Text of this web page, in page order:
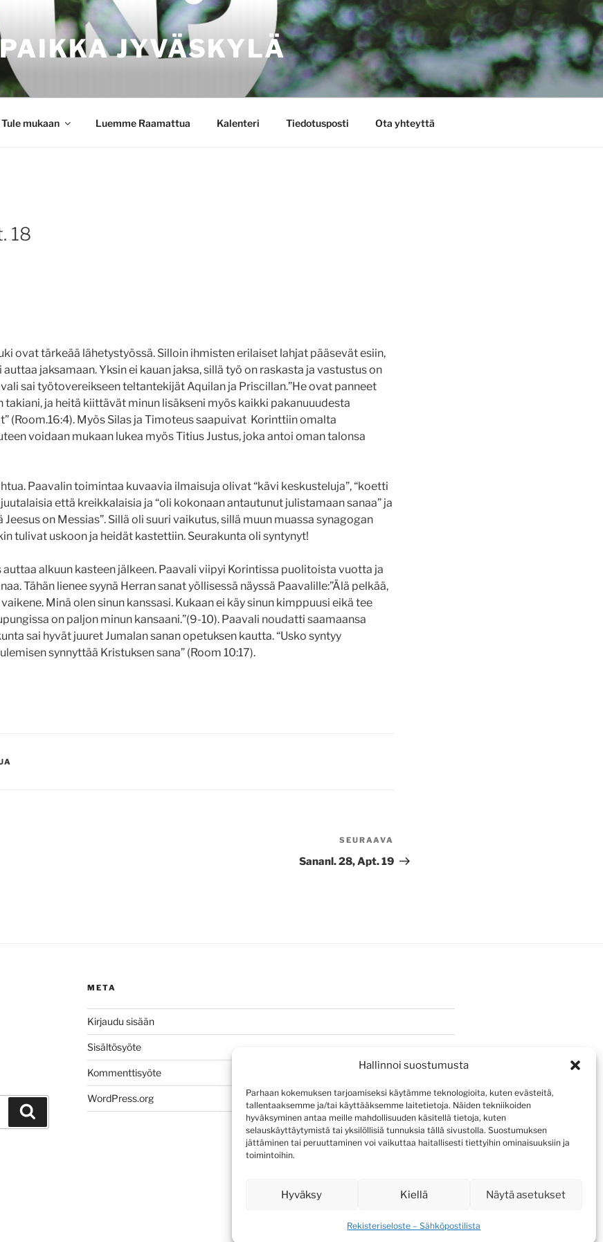
Hallinnoi suostumusta
Parhaan kokemuksen tarjoamiseksi käytämme teknologioita, kuten evästeitä,
tallentaaksemme ja/tai käyttääksemme laitetietoja. Näiden tekniikoiden
hyväksyminen antaa meille mahdollisuuden käsitellä tietoja, kuten
selauskäyttäytymistä tai yksilöllisiä tunnuksia tällä sivustolla. Suostumuksen
jättäminen tai peruuttaminen voi vaikuttaa haitallisesti tiettyihin ominaisuuksiin ja
toimintoihin.
Hyväksy Kiellä Näytä asetukset
Rekisteriseloste – Sähköpostilista
JYVÄSKYLÄ
Tule mukaan Luemme Raamattua Kalenteri Tiedotusposti Ota yhteyttä
18
ovat tärkeää lähetystyössä. Silloin ihmisten erilaiset lahjat pääsevät esiin,
jaksamaan. Yksin ei kauan jaksa, sillä työ on raskasta ja vastustus on
sai työtovereikseen teltantekijät Aquilan ja Priscillan.”He ovat panneet
takiani, ja heitä kiittävät minun lisäkseni myös kaikki pakanuuudesta
(Room.16:4). Myös Silas ja Timoteus saapuivat Korinttiin omalta
voidaan mukaan lukea myös Titius Justus, joka antoi oman talonsa
Paavalin toimintaa kuvaavia ilmaisuja olivat “kävi keskusteluja”, “koetti
että kreikkalaisia ja “oli kokonaan antautunut julistamaan sanaa” ja
on Messias”. Sillä oli suuri vaikutus, sillä muun muassa synagogan
tulivat uskoon ja heidät kastettiin. Seurakunta oli syntynyt!
alkuun kasteen jälkeen. Paavali viipyi Korintissa puolitoista vuotta ja
Tähän lienee syynä Herran sanat yöllisessä näyssä Paavalille:”Älä pelkää,
Minä olen sinun kanssasi. Kukaan ei käy sinun kimppuusi eikä tee
on paljon minun kansaani.”(9-10). Paavali noudatti saamaansa
sai hyvät juuret Jumalan sanan opetuksen kautta. “Usko syntyy
synnyttää Kristuksen sana” (Room 10:17).
artikkeli
SEURAAVA
Sananl. 28, Apt. 19
META
Kirjaudu sisään
Sisältösyöte
Kommenttisyöte
WordPress.org